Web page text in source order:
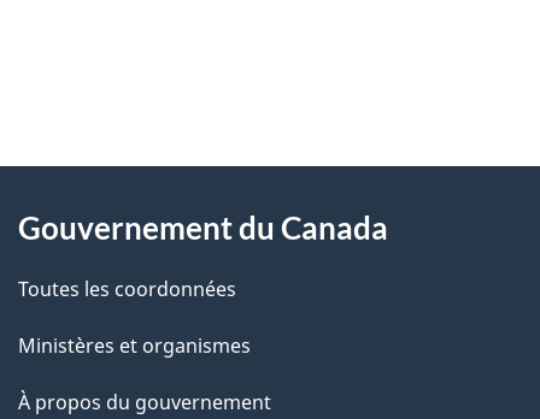
D
t
a
l
s
propos
ce
site
Gouvernement du Canada
Toutes les coordonnées
Ministères et organismes
À propos du gouvernement